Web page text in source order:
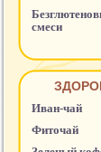
смеси
Иван-чай
Фиточай